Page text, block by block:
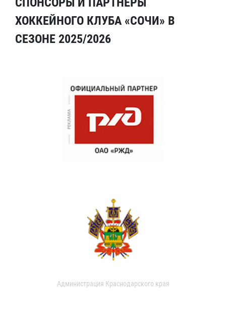
ХОККЕЙНОГО КЛУБА «СОЧИ» В
СЕЗОНЕ 2025/2026
Администрация Краснодарского края